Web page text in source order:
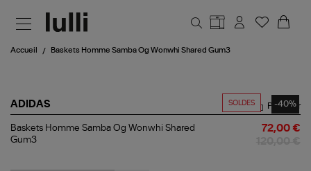
Accueil Baskets Homme Samba Og Wonwhi Shared Gum3
SOLDES -40%
ADIDAS
Baskets
Homme
Partager
Baskets Homme Samba Og Wonwhi Shared
Gum3
72,00 €